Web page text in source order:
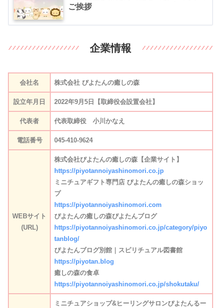
ご挨拶
企業情報
会社名 株式会社 ぴよたんの癒しの森
設立年月日 2022年9月5日 【取締役会設置会社】
代表者 代表取締役 小川かなえ
電話番号 045-410-9624
WEBサイト
(URL)
株式会社ぴよたんの癒しの森【企業サイト】
https://piyotannoiyashinomori.co.jp
ミニチュアギフト専門店 ぴよたんの癒しの森ショッ
プ
https://piyotannoiyashinomori.com
ぴよたんの癒しの森ぴよたんブログ
https://piyotannoiyashinomori.co.jp/category/piyo
tanblog/
ぴよたんブログ別館｜スピリチュアル図書館
https://piyotan.blog
癒しの森の食卓
https://piyotannoiyashinomori.co.jp/shokutaku/
ミニチュアショップ&ヒーリングサロンぴよたんるー